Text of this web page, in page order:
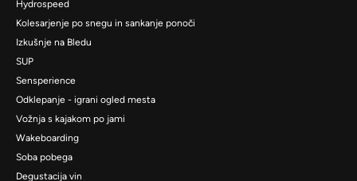
Hydrospeed
Kolesarjenje po snegu in sankanje ponoči
Izkušnje na Bledu
SUP
Sensperience
Odklepanje - igrani ogled mesta
Vožnja s kajakom po jami
Wakeboarding
Soba pobega
Degustacija vin